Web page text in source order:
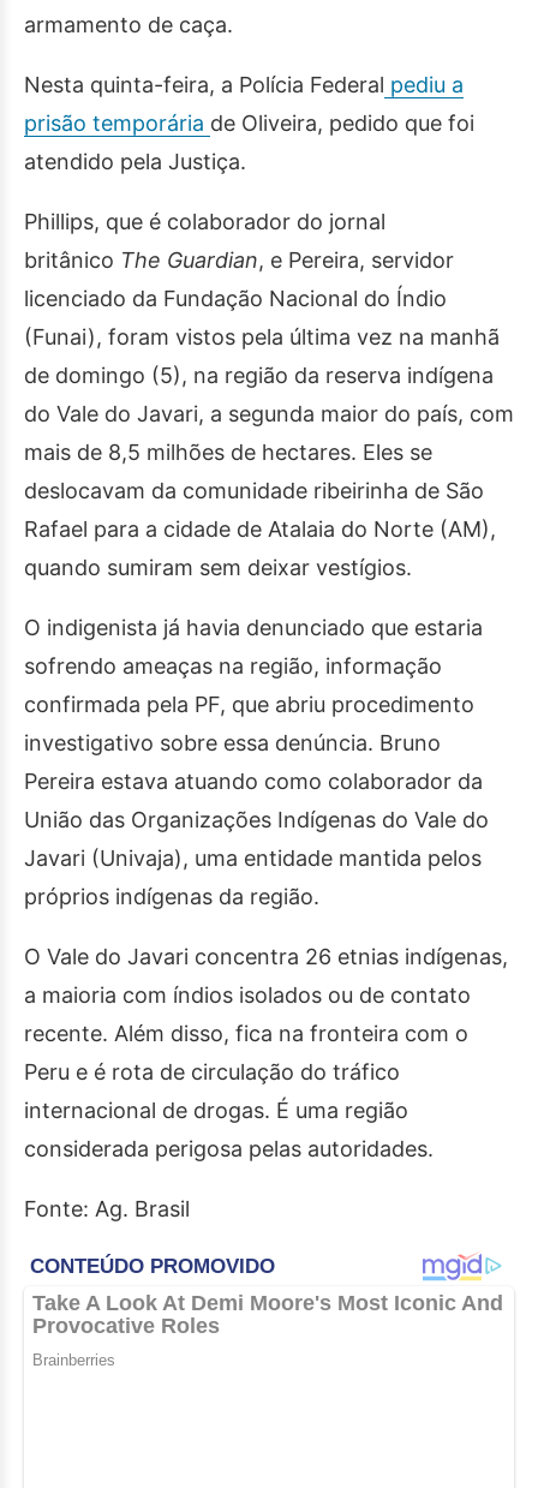
armamento de caça.
Nesta quinta-feira, a Polícia Federal pediu a
prisão temporária de Oliveira, pedido que foi
atendido pela Justiça.
Phillips, que é colaborador do jornal
britânico The Guardian, e Pereira, servidor
licenciado da Fundação Nacional do Índio
(Funai), foram vistos pela última vez na manhã
de domingo (5), na região da reserva indígena
do Vale do Javari, a segunda maior do país, com
mais de 8,5 milhões de hectares. Eles se
deslocavam da comunidade ribeirinha de São
Rafael para a cidade de Atalaia do Norte (AM),
quando sumiram sem deixar vestígios.
O indigenista já havia denunciado que estaria
sofrendo ameaças na região, informação
confirmada pela PF, que abriu procedimento
investigativo sobre essa denúncia. Bruno
Pereira estava atuando como colaborador da
União das Organizações Indígenas do Vale do
Javari (Univaja), uma entidade mantida pelos
próprios indígenas da região.
O Vale do Javari concentra 26 etnias indígenas,
a maioria com índios isolados ou de contato
recente. Além disso, fica na fronteira com o
Peru e é rota de circulação do tráfico
internacional de drogas. É uma região
considerada perigosa pelas autoridades.
Fonte: Ag. Brasil